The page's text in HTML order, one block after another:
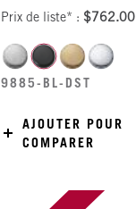
Prix de liste* : $762.00
9885-BL-DST
AJOUTER POUR
COMPARER